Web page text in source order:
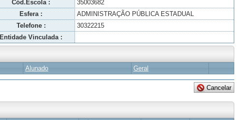
Cód.Escola :
35003682
Esfera :
ADMINISTRAÇÃO PÚBLICA ESTADUAL
Telefone :
30322215
Entidade Vinculada :
Alunado Geral